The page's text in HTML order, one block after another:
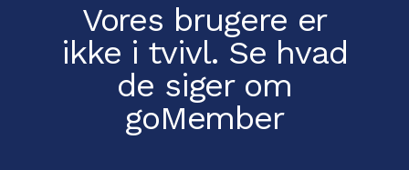
Vores brugere er
ikke i tvivl. Se hvad
de siger om
goMember